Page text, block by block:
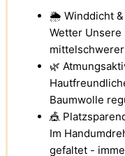
🌦️ Winddicht &
Wetter Unsere
🌿
Baumwolle
🎪
Im
gefaltet -